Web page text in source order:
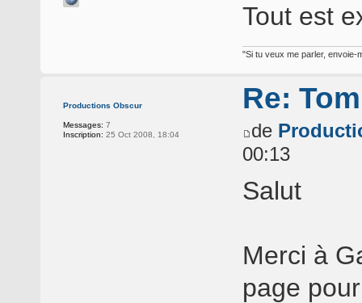
Tout est
"Si tu veux me parler, envoie-
Productions Obscur
Messages: 7
Inscription: 25 Oct 2008, 18:04
Re:
de
00:13
Salut
Merci à
page